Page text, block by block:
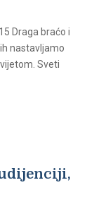
Draga braćo i
nastavljamo
Sveti